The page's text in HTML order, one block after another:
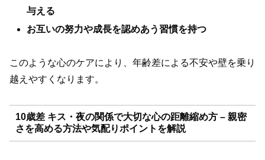
与える
お互いの努力や成長を認めあう習慣を持つ
このような心のケアにより、年齢差による不安や壁を乗り
越えやすくなります。
10歳差 キス・夜の関係で大切な心の距離縮め方 – 親密
さを高める方法や気配りポイントを解説